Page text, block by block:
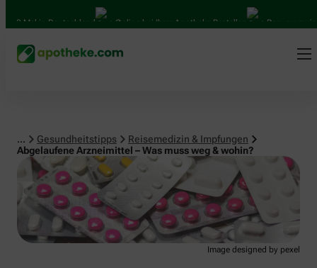
Mal in Deutschland Online bei Ihrer Apotheke Bestellen Bequem
... Gesundheitstipps
Reisemedizin & Impfungen
Abgelaufene Arzneimittel – Was muss weg & wohin?
Reisemedizin & Impfungen
Image designed by pexel